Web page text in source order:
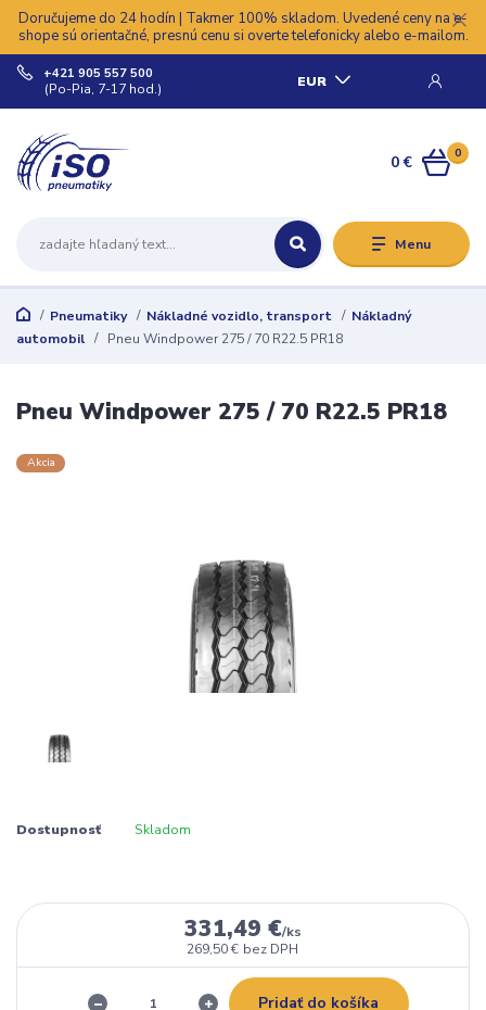
Doručujeme do 24 hodín | Takmer 100% skladom. Uvedené ceny na e-
shope sú orientačné, presnú cenu si overte telefonicky alebo e-mailom.
Menu
EUR
+421 905 557 500
(Po-Pia, 7-17 hod.)
0
0 €
Pneumatiky Nákladné vozidlo, transport
Nákladný
automobil
Pneu Windpower 275 / 70 R22.5 PR18
Pneu Windpower 275 / 70 R22.5 PR18
Akcia
Dostupnosť Skladom
331,49 €/ks
269,50 € bez DPH
Pridať do košíka